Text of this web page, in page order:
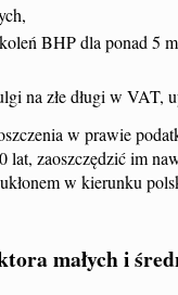
BHP dla ponad 5
na złe długi w VAT,
w prawie
zaoszczędzić im
w kierunku
małych i